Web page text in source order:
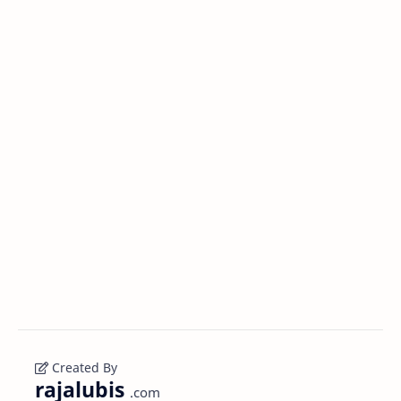
Created By
rajalubis .com